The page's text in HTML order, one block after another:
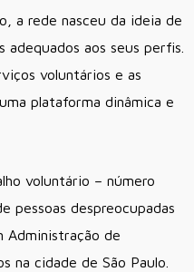
a rede nasceu da ideia de
aos seus perfis.
voluntários e as
plataforma dinâmica e
voluntário – número
pessoas despreocupadas
Administração de
na cidade de São Paulo.